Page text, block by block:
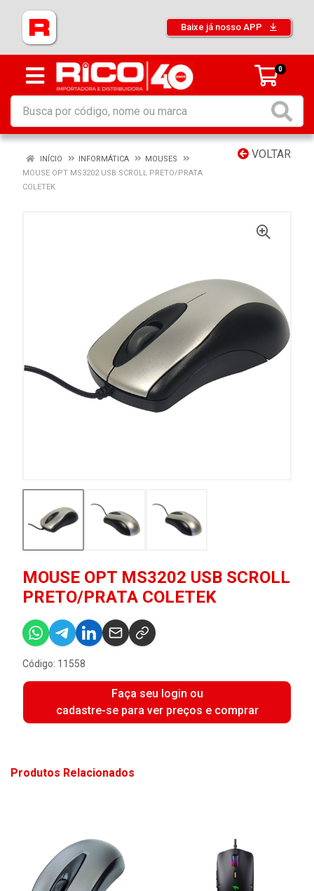
Baixe já nosso APP
0
VOLTAR
INÍCIO INFORMÁTICA
MOUSES
MOUSE OPT MS3202 USB SCROLL PRETO/PRATA
COLETEK
MOUSE OPT MS3202 USB SCROLL
PRETO/PRATA COLETEK
Código: 11558
Faça seu login ou
cadastre-se para ver preços e comprar
Produtos Relacionados